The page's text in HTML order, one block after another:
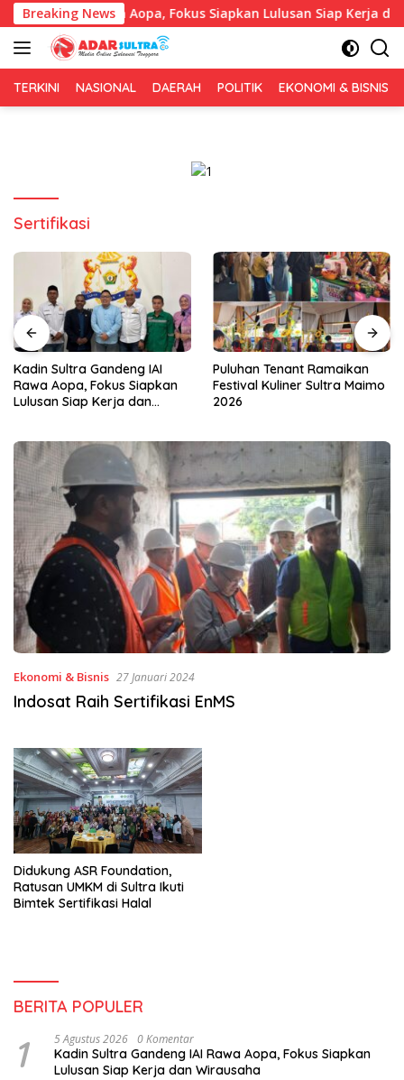
Langsung
ke
konten
Breaking News
IAI Rawa Aopa, Fokus Siapkan Lulusan Siap Kerja dan
TERKINI NASIONAL DAERAH POLITIK EKONOMI & BISNIS
Sertifikasi
Puluhan Tenant Ramaikan
Festival Kuliner Sultra Maimo
2026
Tiga Kabupaten Sultra
Nikmati Layanan Imigrasi
Terintegrasi
Ekonomi & Bisnis 27 Januari 2024
Indosat Raih Sertifikasi EnMS
Didukung ASR Foundation,
Ratusan UMKM di Sultra Ikuti
Bimtek Sertifikasi Halal
BERITA POPULER
1 5 Agustus 2026 0 Komentar
Kadin Sultra Gandeng IAI Rawa Aopa, Fokus Siapkan
Lulusan Siap Kerja dan Wirausaha